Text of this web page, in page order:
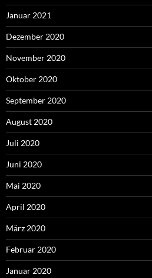
Januar 2021
Dezember 2020
November 2020
Oktober 2020
September 2020
August 2020
Juli 2020
Juni 2020
Mai 2020
April 2020
März 2020
Februar 2020
Januar 2020